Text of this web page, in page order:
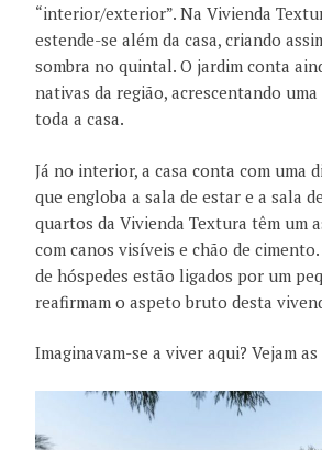
“interior/exterior”. Na Vivienda
estende-se além da casa, criando
sombra no quintal. O jardim conta
nativas da região, acrescentando
toda a casa.
Já no interior, a casa conta com uma
que engloba a sala de estar e a sala
quartos da Vivienda Textura têm um
com canos visíveis e chão de
de hóspedes estão ligados por um
reafirmam o aspeto bruto desta
Imaginavam-se a viver aqui? Vejam